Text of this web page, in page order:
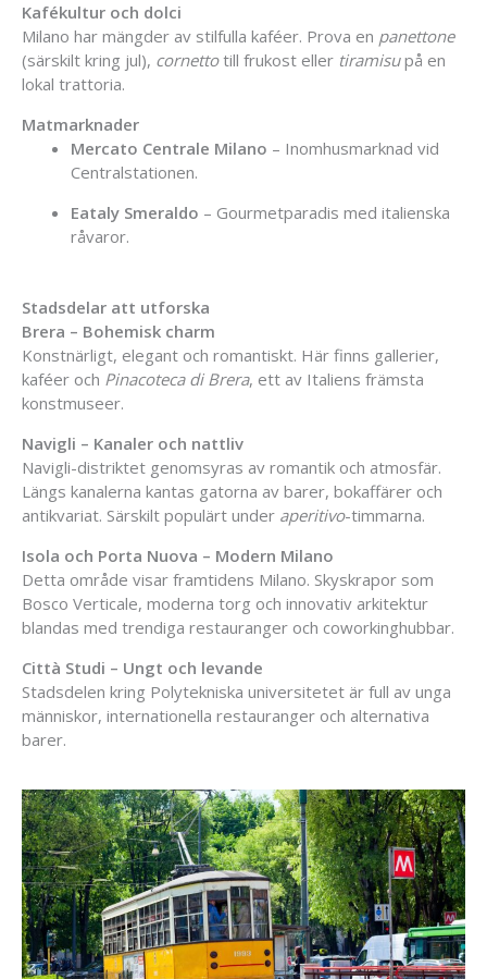
Kafékultur och dolci
Milano har mängder av stilfulla kaféer. Prova en panettone
(särskilt kring jul), cornettotill frukost eller tiramisupå en
lokal trattoria.
Matmarknader
Mercato Centrale Milano – Inomhusmarknad vid
Centralstationen.
Eataly Smeraldo – Gourmetparadis med italienska
råvaror.
Stadsdelar att utforska
Brera – Bohemisk charm
Konstnärligt, elegant och romantiskt. Här finns gallerier,
kaféer och Pinacoteca di Brera, ett av Italiens främsta
konstmuseer.
Navigli – Kanaler och nattliv
Navigli-distriktet genomsyras av romantik och atmosfär.
Längs kanalerna kantas gatorna av barer, bokaffärer och
antikvariat. Särskilt populärt under aperitivo-timmarna.
Isola och Porta Nuova – Modern Milano
Detta område visar framtidens Milano. Skyskrapor som
Bosco Verticale, moderna torg och innovativ arkitektur
blandas med trendiga restauranger och coworkinghubbar.
Città Studi – Ungt och levande
Stadsdelen kring Polytekniska universitetet är full av unga
människor, internationella restauranger och alternativa
barer.